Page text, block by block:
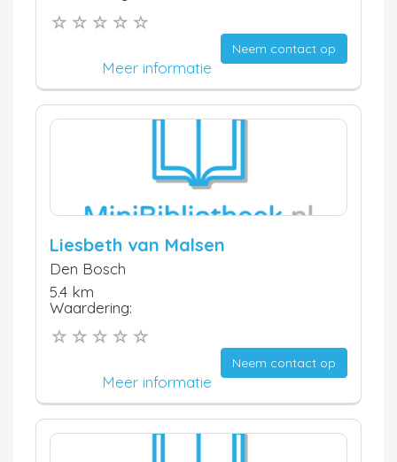
Neem contact op
Meer informatie
Liesbeth van Malsen
Den Bosch
5.4 km
Waardering:
Neem contact op
Meer informatie